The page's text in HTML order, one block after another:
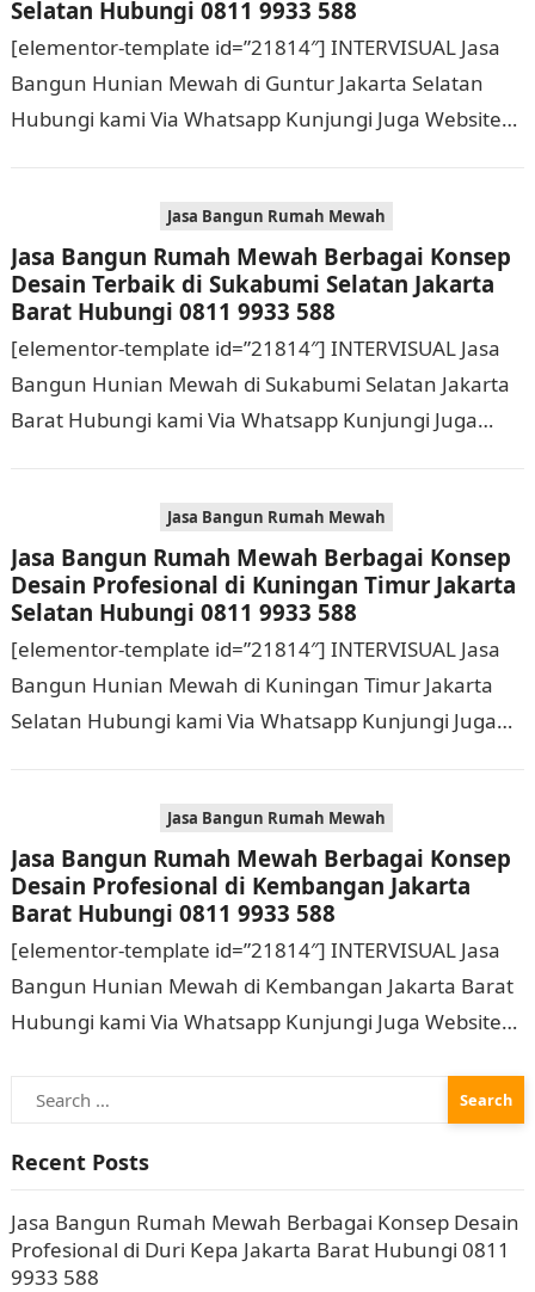
Selatan Hubungi 0811 9933 588
[elementor-template id=”21814″] INTERVISUAL Jasa
Bangun Hunian Mewah di Guntur Jakarta Selatan
Hubungi kami Via Whatsapp Kunjungi Juga Website
Jasa Bangun Rumah Mewah
Jasa Bangun Rumah Mewah Berbagai Konsep
Desain Terbaik di Sukabumi Selatan Jakarta
Barat Hubungi 0811 9933 588
[elementor-template id=”21814″] INTERVISUAL Jasa
Bangun Hunian Mewah di Sukabumi Selatan Jakarta
Barat Hubungi kami Via Whatsapp Kunjungi Juga
Jasa Bangun Rumah Mewah
Jasa Bangun Rumah Mewah Berbagai Konsep
Desain Profesional di Kuningan Timur Jakarta
Selatan Hubungi 0811 9933 588
[elementor-template id=”21814″] INTERVISUAL Jasa
Bangun Hunian Mewah di Kuningan Timur Jakarta
Selatan Hubungi kami Via Whatsapp Kunjungi Juga
Jasa Bangun Rumah Mewah
Jasa Bangun Rumah Mewah Berbagai Konsep
Desain Profesional di Kembangan Jakarta
Barat Hubungi 0811 9933 588
[elementor-template id=”21814″] INTERVISUAL Jasa
Bangun Hunian Mewah di Kembangan Jakarta Barat
Hubungi kami Via Whatsapp Kunjungi Juga Website
Mewah Berbagai Konsep Desain…
Search
for:
Recent Posts
Jasa Bangun Rumah Mewah Berbagai Konsep Desain
Profesional di Duri Kepa Jakarta Barat Hubungi 0811
9933 588